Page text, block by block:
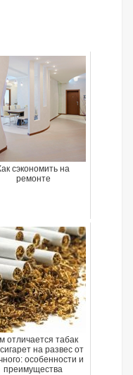
сэкономить на
ремонте
отличается табак
на развес от
особенности и
преимущества